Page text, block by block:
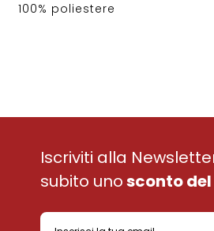
100% poliestere
Iscriviti alla
subito unosconto del